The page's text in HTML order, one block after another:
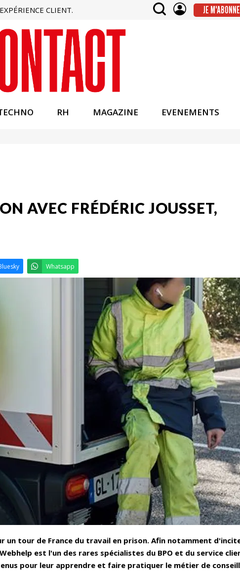
CLIENT. JE M'ABONNE
RH MAGAZINE EVENEMENTS
AVEC FRÉDÉRIC JOUSSET,
Bluesky Whatsapp
un tour de France du travail en prison. Afin notamment
est l'un des rares spécialistes du BPO et du service
pour leur apprendre et faire pratiquer le métier de